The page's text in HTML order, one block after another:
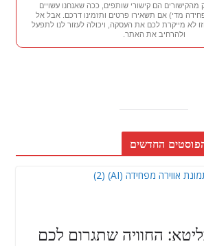
מהקישורים הם קישורי שותפים, ככה שאנחנו עשויים
מדי) אם תשאירו פרטים ותזמינו דרכם. אבל אל
לא מייקרת לכם את העסקה, ויכולה לעזור לנו לתפעל
ולהרחיב את האתר.
החדשים
החוויה שתגרום לכם